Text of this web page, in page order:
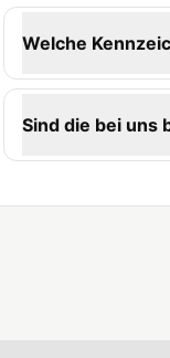
Welche
Sind die bei uns